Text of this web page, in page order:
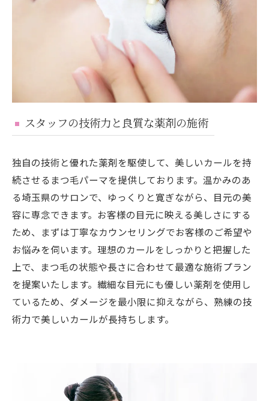
スタッフの技術力と良質な薬剤の施術
独自の技術と優れた薬剤を駆使して、美しいカールを持
続させるまつ毛パーマを提供しております。温かみのあ
る埼玉県のサロンで、ゆっくりと寛ぎながら、目元の美
容に専念できます。お客様の目元に映える美しさにする
ため、まずは丁寧なカウンセリングでお客様のご希望や
お悩みを伺います。理想のカールをしっかりと把握した
上で、まつ毛の状態や長さに合わせて最適な施術プラン
を提案いたします。繊細な目元にも優しい薬剤を使用し
ているため、ダメージを最小限に抑えながら、熟練の技
術力で美しいカールが長持ちします。